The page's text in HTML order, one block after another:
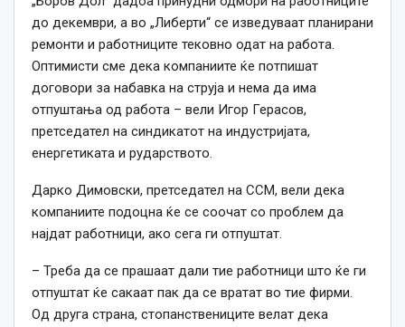
до декември, а во „Либерти“ се изведуваат планирани
ремонти и работниците тековно одат на работа.
Оптимисти сме дека компаниите ќе потпишат
договори за набавка на струја и нема да има
отпуштања од работа – вели Игор Герасов,
претседател на синдикатот на индустријата,
енергетиката и рударството.
Дарко Димовски, претседател на ССМ, вели дека
компаниите подоцна ќе се соочат со проблем да
најдат работници, ако сега ги отпуштат.
– Треба да се прашаат дали тие работници што ќе ги
отпуштат ќе сакаат пак да се вратат во тие фирми.
Од друга страна, стопанствениците велат дека